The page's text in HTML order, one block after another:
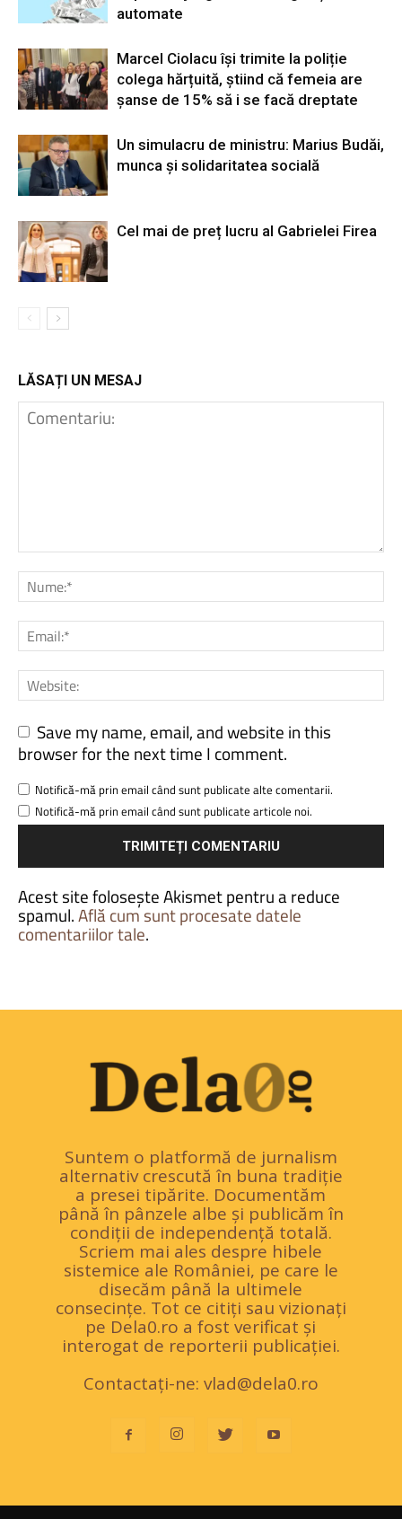
automate
Marcel Ciolacu își trimite la poliție
colega hărțuită, știind că femeia are
șanse de 15% să i se facă dreptate
Un simulacru de ministru: Marius Budăi,
munca și solidaritatea socială
Cel mai de preț lucru al Gabrielei Firea
LĂSAȚI UN MESAJ
Save my name, email, and website in this
browser for the next time I comment.
Notifică-mă prin email când sunt publicate alte comentarii.
Notifică-mă prin email când sunt publicate articole noi.
Acest site folosește Akismet pentru a reduce
spamul.Află cum sunt procesate datele
comentariilor tale.
Suntem o platformă de jurnalism
alternativ crescută în buna tradiție
a presei tipărite. Documentăm
până în pânzele albe și publicăm în
condiții de independență totală.
Scriem mai ales despre hibele
sistemice ale României, pe care le
disecăm până la ultimele
consecințe. Tot ce citiți sau vizionați
pe Dela0.ro a fost verificat și
interogat de reporterii publicației.
Contactați-ne: vlad@dela0.ro